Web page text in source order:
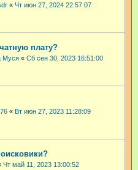
« Чт июн 27, 2024 22:57:07
плату?
Муся « Сб сен 30, 2023 16:51:00
« Вт июн 27, 2023 11:28:09
Чт май 11, 2023 13:00:52